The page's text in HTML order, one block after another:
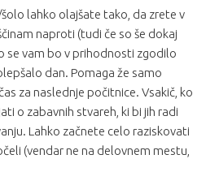
lahko olajšate tako, da zrete v
naproti (tudi če so še dokaj
se vam bo v prihodnosti zgodilo
dan. Pomaga že samo
za naslednje počitnice. Vsakič, ko
o zabavnih stvareh, ki bi jih radi
Lahko začnete celo raziskovati
(vendar ne na delovnem mestu,